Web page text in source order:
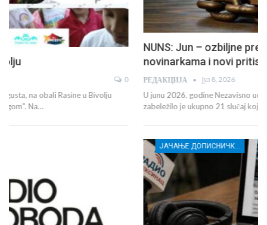
NUNS: Jun – ozbiljne pretnje novinarima i
novinarkama i novi pritisci na medijske…
U junu 2026. godine Nezavisno udruženje novinara Srbije (NUNS)
zabeležilo je ukupno 21 slučaj koji…